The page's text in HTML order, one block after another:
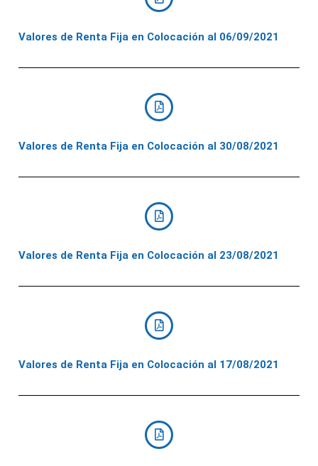
Valores de Renta Fija en Colocación al 06/09/2021
Valores de Renta Fija en Colocación al 30/08/2021
Valores de Renta Fija en Colocación al 23/08/2021
Valores de Renta Fija en Colocación al 17/08/2021